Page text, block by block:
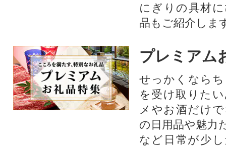
にぎりの具材
品もご紹介しま
プレミアム
せっかくなら
を受け取りた
メやお酒だけ
の日用品や魅力
など日常が少